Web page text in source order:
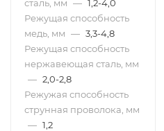
сталь, мм — 1,2-4,0
Режущая способность
медь, мм — 3,3-4,8
Режущая способность
нержавеющая сталь, мм
— 2,0-2,8
Режужая способность
струнная проволока, мм
— 1,2